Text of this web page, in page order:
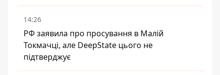
14:26
РФ заявила про просування в Малій
Токмачці, але DeepState цього не
підтверджує